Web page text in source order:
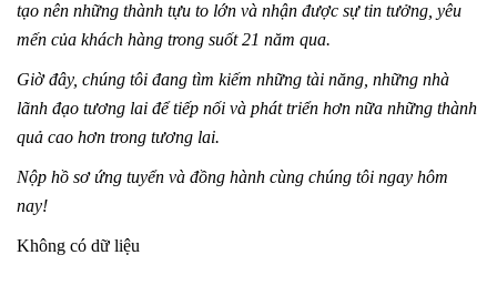
tạo nên những thành tựu to lớn và nhận được sự tin tưởng, yêu
mến của khách hàng trong suốt 21 năm qua.
Giờ đây, chúng tôi đang tìm kiếm những tài năng, những nhà
lãnh đạo tương lai để tiếp nối và phát triển hơn nữa những thành
quả cao hơn trong tương lai.
Nộp hồ sơ ứng tuyển và đồng hành cùng chúng tôi ngay hôm
nay!
Không có dữ liệu